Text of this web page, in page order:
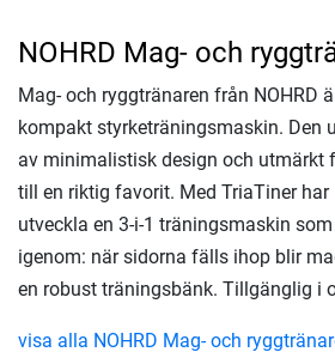
NOHRD Mag- och
Mag- och ryggtränaren från NOHRD
kompakt styrketräningsmaskin. Den
av minimalistisk design och utmärkt
till en riktig favorit. Med TriaTiner har
utveckla en 3-i-1 träningsmaskin
igenom: när sidorna fälls ihop blir
en robust träningsbänk. Tillgänglig i
visa alla NOHRD Mag- och